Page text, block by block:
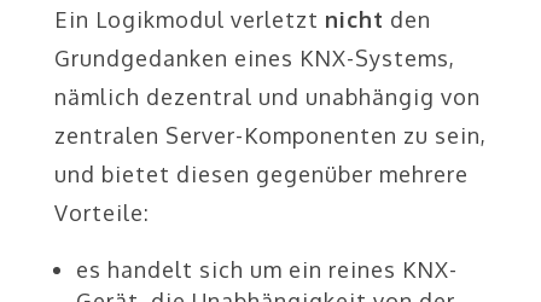
Ein Logikmodul verletzt nicht den
Grundgedanken eines KNX-Systems,
nämlich dezentral und unabhängig von
zentralen Server-Komponenten zu sein,
und bietet diesen gegenüber mehrere
Vorteile:
es handelt sich um ein reines KNX-